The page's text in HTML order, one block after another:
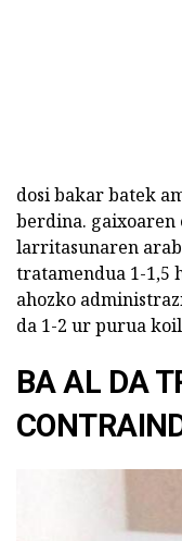
dosi bakar batek
berdina. gaixoaren
larritasunaren
tratamendua 1-1,5
ahozko
da 1-2 ur purua
BA AL DA